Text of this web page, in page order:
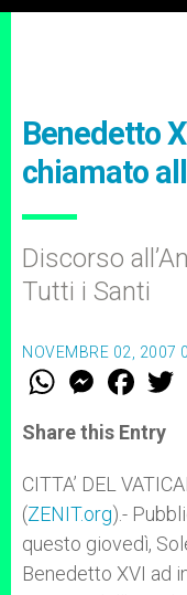
Benedetto
chiamato
Discorso
Tutti i Santi
NOVEMBRE 02, 2007
W
t
s
p
p
M
e
s
e
g
e
r
F
a
e
b
o
k
r
Share this Entry
CITTA’ DEL
(ZENIT.org).-
questo giovedì,
Benedetto XVI ad